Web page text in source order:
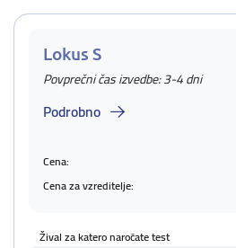
Lokus S
Povprečni čas izvedbe: 3-4 dni
Podrobno
Cena:
Cena za vzreditelje:
Žival za katero naročate test